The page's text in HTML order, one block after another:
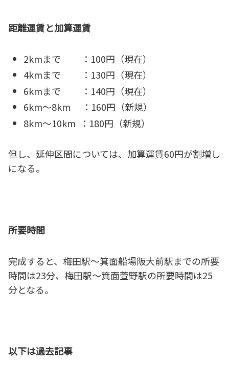
距離運賃と加算運賃
2kmまで ：100円（現在）
4kmまで ：130円（現在）
6kmまで ：140円（現在）
6km～8km ：160円（新規）
8km～10km ：180円（新規）
但し、延伸区間については、加算運賃60円が割増し
になる。
所要時間
完成すると、梅田駅～箕面船場阪大前駅までの所要
時間は23分、梅田駅～箕面萱野駅の所要時間は25
分となる。
以下は過去記事